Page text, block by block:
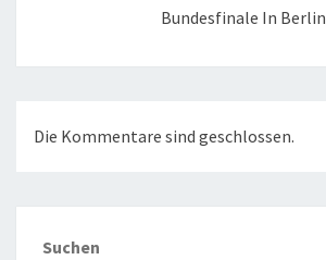
Bundesfinale In Berlin
Die Kommentare sind geschlossen.
Suchen